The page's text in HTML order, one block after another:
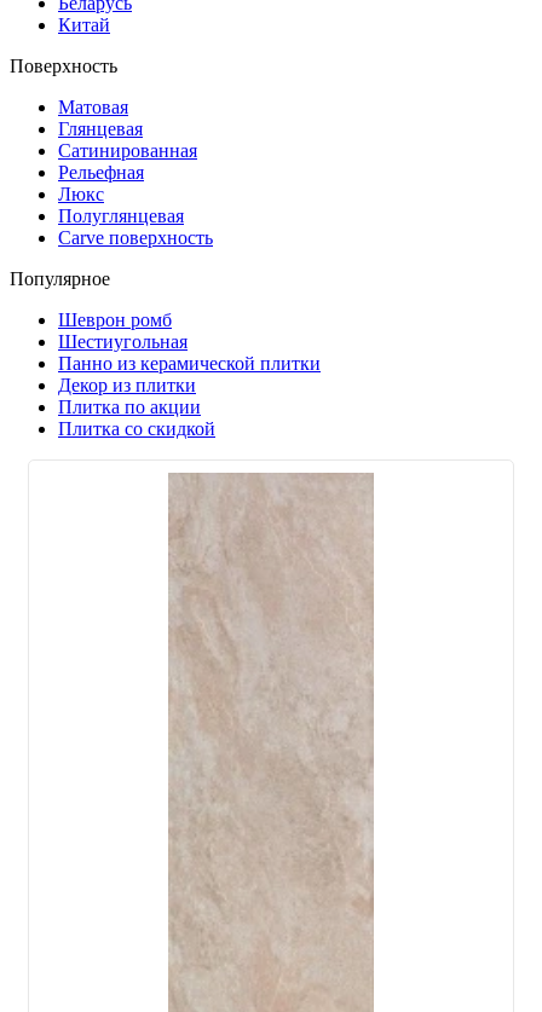
Китай
Поверхность
Матовая
Глянцевая
Сатинированная
Рельефная
Люкс
Полуглянцевая
Carve поверхность
Популярное
Шеврон ромб
Шестиугольная
Панно из керамической плитки
Декор из плитки
Плитка по акции
Плитка со скидкой